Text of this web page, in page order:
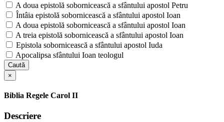
A doua epistolă sobornicească a sfântului apostol Petru
Întâia epistolă sobornicească a sfântului apostol Ioan
A doua epistolă sobornicească a sfântului apostol Ioan
A treia epistolă sobornicească a sfântului apostol Ioan
Epistola sobornicească a sfântului apostol Iuda
Apocalipsa sfântului Ioan teologul
Caută
×
Biblia Regele Carol II
Descriere